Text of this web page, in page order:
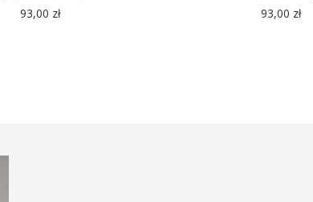
93,00 zł
93,00 zł